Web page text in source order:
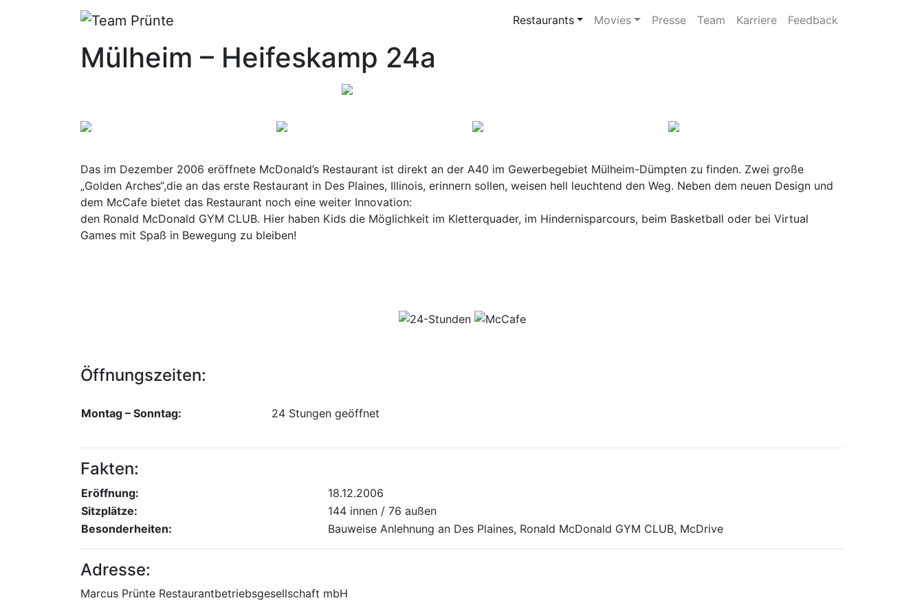
Restaurants Movies Presse Team Karriere Feedback
Mülheim – Heifeskamp 24a
Das im Dezember 2006 eröffnete McDonald’s Restaurant ist direkt an der A40 im Gewerbegebiet Mülheim-Dümpten zu finden. Zwei große
„Golden Arches“,die an das erste Restaurant in Des Plaines, Illinois, erinnern sollen, weisen hell leuchtend den Weg. Neben dem neuen Design und
dem McCafe bietet das Restaurant noch eine weiter Innovation:
den Ronald McDonald GYM CLUB. Hier haben Kids die Möglichkeit im Kletterquader, im Hindernisparcours, beim Basketball oder bei Virtual
Games mit Spaß in Bewegung zu bleiben!
Öffnungszeiten:
Montag – Sonntag: 24 Stungen geöffnet
Fakten:
Eröffnung:
18.12.2006
Sitzplätze:
144 innen / 76 außen
Besonderheiten:
Bauweise Anlehnung an Des Plaines, Ronald McDonald GYM CLUB, McDrive
Adresse:
Marcus Prünte Restaurantbetriebsgesellschaft mbH